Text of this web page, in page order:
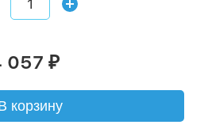
057 ₽
корзину